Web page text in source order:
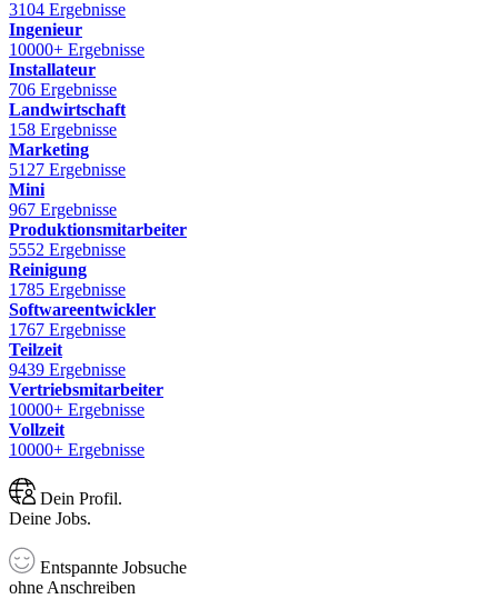
3104 Ergebnisse
Ingenieur
10000+ Ergebnisse
Installateur
706 Ergebnisse
Landwirtschaft
158 Ergebnisse
Marketing
5127 Ergebnisse
Mini
967 Ergebnisse
Produktionsmitarbeiter
5552 Ergebnisse
Reinigung
1785 Ergebnisse
Softwareentwickler
1767 Ergebnisse
Teilzeit
9439 Ergebnisse
Vertriebsmitarbeiter
10000+ Ergebnisse
Vollzeit
10000+ Ergebnisse
Dein Profil.
Deine Jobs.
Entspannte Jobsuche
ohne Anschreiben